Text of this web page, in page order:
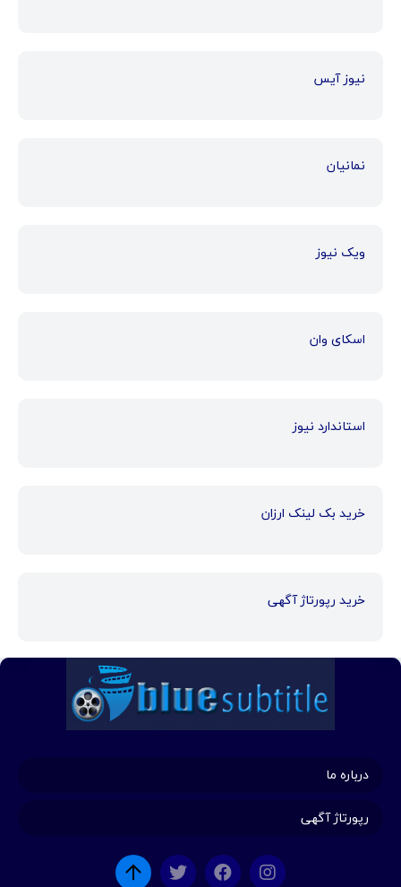
نیوز آیس
نمانیان
ویک نیوز
اسکای وان
استاندارد نیوز
خرید بک لینک ارزان
خرید رپورتاژ آگهی
درباره ما
رپورتاژ آگهی